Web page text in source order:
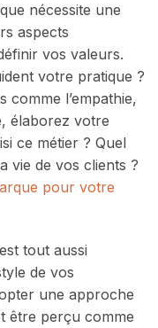
nécessite une
aspects
vos valeurs.
votre pratique ?
l’empathie,
élaborez votre
ce métier ? Quel
vie de vos clients ?
pour votre
tout aussi
de vos
une approche
être perçu comme